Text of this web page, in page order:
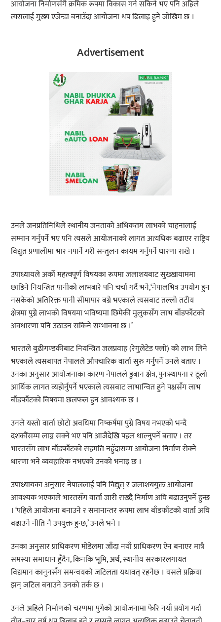
आयोजना निर्माणसँगै क्रमिक रूपमा विकास गर्न सकिने भए पनि अहिले
त्यसलाई मुख्य एजेन्डा बनाउँदा आयोजना थप ढिलाइ हुने जोखिम छ ।
Advertisement
उनले जनप्रतिनिधिले स्थानीय जनताको अधिकतम लाभको चाहनालाई
सम्मान गर्नुपर्ने भए पनि त्यसले आयोजनाको लागत अत्यधिक बढाएर राष्ट्रिय
विद्युत प्रणालीमा भार नपार्ने गरी सन्तुलन कायम गर्नुपर्ने धारणा राखे ।
उपाध्यायले अर्को महत्वपूर्ण विषयका रूपमा जलाशयबाट सुख्खायाममा
छाडिने नियन्त्रित पानीको लाभबारे पनि चर्चा गर्दै भने,‘नेपालभित्र उपयोग हुन
नसकेको अतिरिक्त पानी सीमापार बग्ने भएकाले त्यसबाट तल्लो तटीय
क्षेत्रमा पुग्ने लाभको विषयमा भविष्यमा छिमेकी मुलुकसँग लाभ बाँडफाँटको
अवधारणा पनि उठाउन सकिने सम्भावना छ ।’
भारतले बुढीगण्डकीबाट नियन्त्रित जलप्रवाह (रेगुलेटेड फ्लो) को लाभ लिने
भएकाले त्यसबापत नेपालले औपचारिक वार्ता सुरु गर्नुपर्ने उनले बताए ।
उनका अनुसार आयोजनाका कारण नेपालले डुबान क्षेत्र, पुनःस्थापना र ठूलो
आर्थिक लागत व्यहोर्नुपर्ने भएकाले त्यसबाट लाभान्वित हुने पक्षसँग लाभ
बाँडफाँटको विषयमा छलफल हुन आवश्यक छ ।
उनले यस्तो वार्ता छोटो अवधिमा निष्कर्षमा पुग्ने विषय नभएको भन्दै
दशकौंसम्म लाग्न सक्ने भए पनि आजैदेखि पहल थाल्नुपर्ने बताए । तर
भारतसँग लाभ बाँडफाँटको सहमति नहुँदासम्म आयोजना निर्माण रोक्ने
धारणा भने व्यवहारिक नभएको उनको भनाइ छ ।
उपाध्यायका अनुसार नेपाललाई पनि विद्युत् र जलाशययुक्त आयोजना
आवश्यक भएकाले भारतसँग वार्ता जारी राख्दै निर्माण अघि बढाउनुपर्ने हुन्छ
। ‘पहिले आयोजना बनाउने र समानान्तर रूपमा लाभ बाँडफाँटको वार्ता अघि
बढाउने नीति नै उपयुक्त हुन्छ,’ उनले भने ।
उनका अनुसार प्राधिकरण मोडेलमा जाँदा नयाँ प्राधिकरण ऐन बनाएर मात्रै
समस्या समाधान हुँदैन, किनकि भूमि, अर्थ, स्थानीय सरकारलगायत
विद्यमान कानुनसँग समन्वयको जटिलता यथावत् रहनेछ । यसले प्रक्रिया
झन् जटिल बनाउने उनको तर्क छ ।
उनले अहिले निर्माणको चरणमा पुगेको आयोजनामा फेरि नयाँ प्रयोग गर्दा